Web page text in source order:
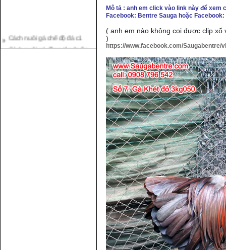
Cách nuôi gà đông tảo thuần
chủng
Mô tả : anh em click vào link này để
Facebook: Bentre Sauga hoặc Facebook:
( anh em nào không coi được clip xổ
)
https://www.facebook.com/Saugabentre/